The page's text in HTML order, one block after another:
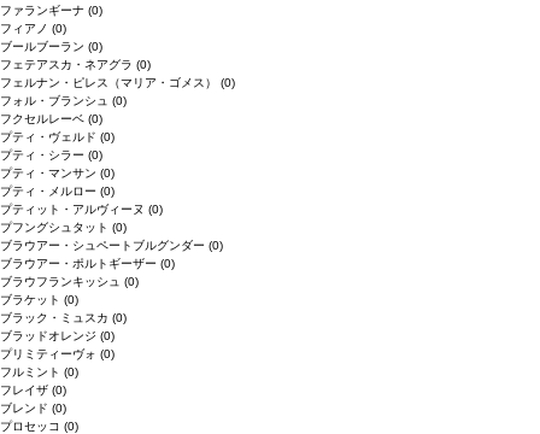
ファランギーナ (0)
フィアノ (0)
ブールブーラン (0)
フェテアスカ・ネアグラ (0)
フェルナン・ピレス（マリア・ゴメス） (0)
フォル・ブランシュ (0)
フクセルレーベ (0)
プティ・ヴェルド (0)
プティ・シラー (0)
プティ・マンサン (0)
プティ・メルロー (0)
プティット・アルヴィーヌ (0)
プフングシュタット (0)
ブラウアー・シュペートブルグンダー (0)
ブラウアー・ポルトギーザー (0)
ブラウフランキッシュ (0)
ブラケット (0)
ブラック・ミュスカ (0)
ブラッドオレンジ (0)
プリミティーヴォ (0)
フルミント (0)
フレイザ (0)
ブレンド (0)
プロセッコ (0)